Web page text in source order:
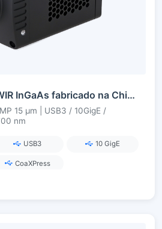
900–1700 nm | SWIR InGaAs fabricado na China | 1,3 MP | USB3 / 10GigE / Camera Link | Refrigerado | Câmera SWIR
15 µm | USB3 / 10GigE /
nm
USB3 10 GigE
CoaXPress